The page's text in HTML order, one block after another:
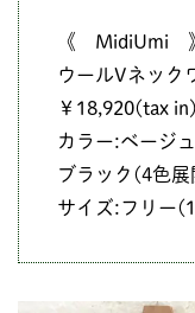
《 MidiUmi
ウールVネック
￥18,920(tax in)
カラー:ベージ
ブラック(4色展
サイズ:フリー